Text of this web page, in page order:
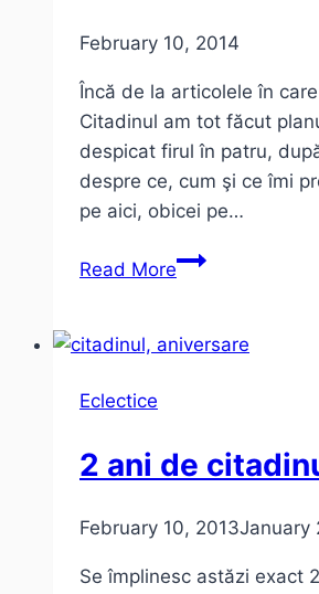
February 10, 2014
Încă de la articolele în
Citadinul am tot făcut
despicat firul în patru,
despre ce, cum şi ce îmi
pe aici, obicei pe…
Read MorePlăcerea
scrie.
Citadinul
Eclectice
2 ani de
February 10, 2013January
Se împlinesc astăzi exact